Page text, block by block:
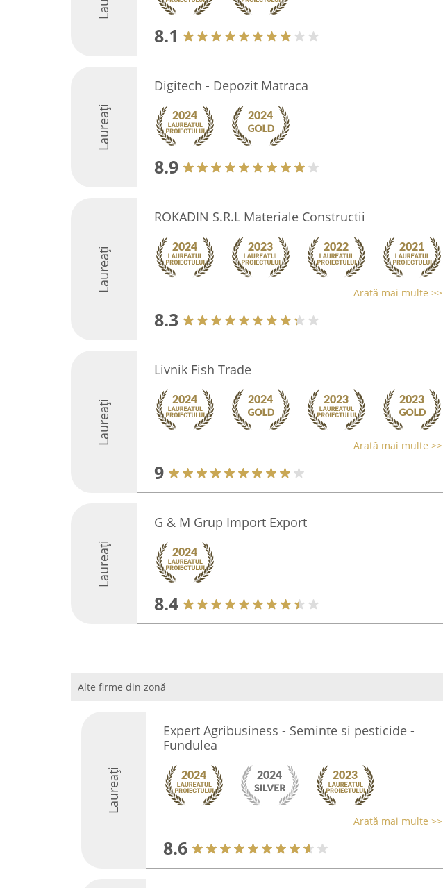
8.1
Laureați
Digitech - Depozit Matraca
8.9
Laureați
ROKADIN S.R.L Materiale Constructii
Arată mai multe >>
8.3
Laureați
Livnik Fish Trade
Arată mai multe >>
9
Laureați
G & M Grup Import Export
8.4
Alte firme din zonă
Laureați
Expert Agribusiness - Seminte si pesticide -
Fundulea
Arată mai multe >>
8.6